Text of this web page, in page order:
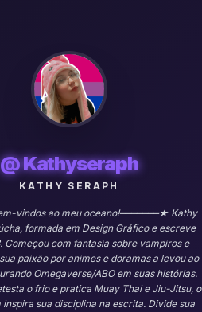
@Kathyseraph
KATHY SERAPH
vindos ao meu oceano!━━━━━━━★ Kathy
formada em Design Gráfico e escreve
Começou com fantasia sobre vampiros e
paixão por animes e doramas a levou ao
Omegaverse/ABO em suas histórias.
o frio e pratica Muay Thai e Jiu-Jitsu, o
inspira sua disciplina na escrita. Divide sua